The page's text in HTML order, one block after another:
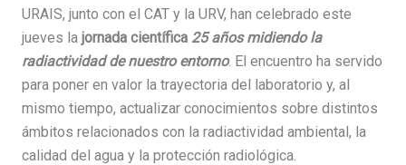
URAIS, junto con el CAT y la URV, han celebrado este
jueves la jornada científica 25 años midiendo la
radiactividad de nuestro entorno. El encuentro ha servido
para poner en valor la trayectoria del laboratorio y, al
mismo tiempo, actualizar conocimientos sobre distintos
ámbitos relacionados con la radiactividad ambiental, la
calidad del agua y la protección radiológica.